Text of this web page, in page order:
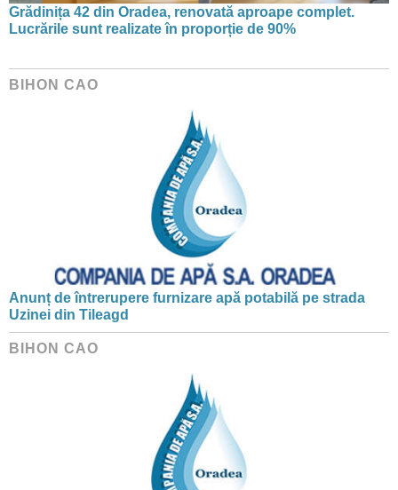
Grădinița 42 din Oradea, renovată aproape complet.
Lucrările sunt realizate în proporție de 90%
BIHON CAO
Anunț de întrerupere furnizare apă potabilă pe strada
Uzinei din Tileagd
BIHON CAO